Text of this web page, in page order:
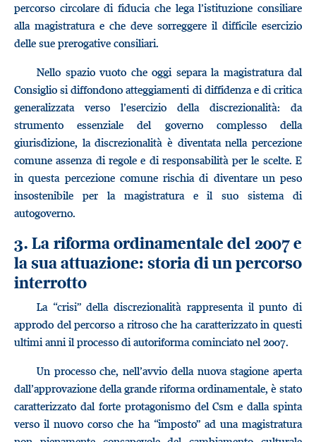
percorso circolare di fiducia che lega l’istituzione consiliare
alla magistratura e che deve sorreggere il difficile esercizio
delle sue prerogative consiliari.
Nello spazio vuoto che oggi separa la magistratura dal
Consiglio si diffondono atteggiamenti di diffidenza e di critica
generalizzata verso l’esercizio della discrezionalità: da
strumento essenziale del governo complesso della
giurisdizione, la discrezionalità è diventata nella percezione
comune assenza di regole e di responsabilità per le scelte. E
in questa percezione comune rischia di diventare un peso
insostenibile per la magistratura e il suo sistema di
autogoverno.
3. La riforma ordinamentale del 2007 e
la sua attuazione: storia di un percorso
interrotto
La “crisi” della discrezionalità rappresenta il punto di
approdo del percorso a ritroso che ha caratterizzato in questi
ultimi anni il processo di autoriforma cominciato nel 2007.
Un processo che, nell’avvio della nuova stagione aperta
dall’approvazione della grande riforma ordinamentale, è stato
caratterizzato dal forte protagonismo del Csm e dalla spinta
verso il nuovo corso che ha “imposto” ad una magistratura